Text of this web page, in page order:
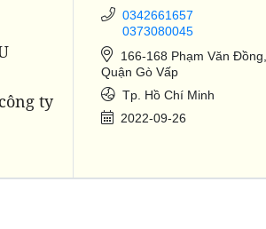
ty
0342661657
0373080045
166-168 Phạm Văn
Quận Gò Vấp
Tp. Hồ Chí Minh
2022-09-26